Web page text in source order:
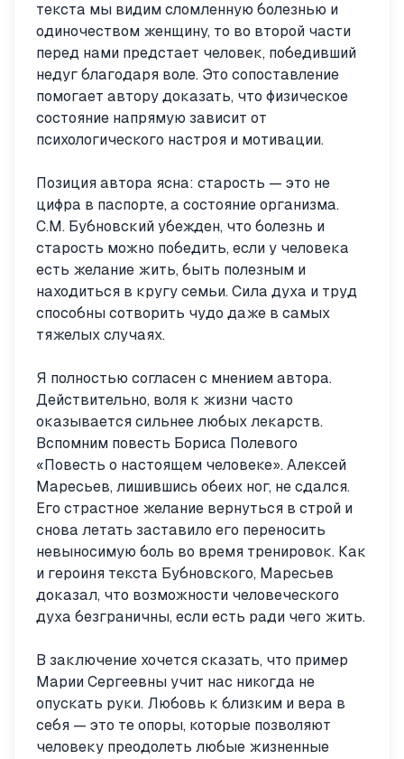
текста мы видим сломленную болезнью и
одиночеством женщину, то во второй части
перед нами предстает человек, победивший
недуг благодаря воле. Это сопоставление
помогает автору доказать, что физическое
состояние напрямую зависит от
психологического настроя и мотивации.
Позиция автора ясна: старость — это не
цифра в паспорте, а состояние организма.
С.М. Бубновский убежден, что болезнь и
старость можно победить, если у человека
есть желание жить, быть полезным и
находиться в кругу семьи. Сила духа и труд
способны сотворить чудо даже в самых
тяжелых случаях.
Я полностью согласен с мнением автора.
Действительно, воля к жизни часто
оказывается сильнее любых лекарств.
Вспомним повесть Бориса Полевого
«Повесть о настоящем человеке». Алексей
Маресьев, лишившись обеих ног, не сдался.
Его страстное желание вернуться в строй и
снова летать заставило его переносить
невыносимую боль во время тренировок. Как
и героиня текста Бубновского, Маресьев
доказал, что возможности человеческого
духа безграничны, если есть ради чего жить.
В заключение хочется сказать, что пример
Марии Сергеевны учит нас никогда не
опускать руки. Любовь к близким и вера в
себя — это те опоры, которые позволяют
человеку преодолеть любые жизненные